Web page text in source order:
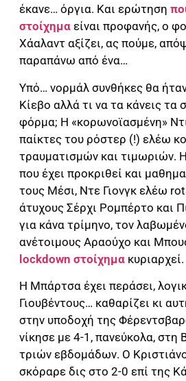
έκανε… όργια. Και ερώτηση
στοίχημα είναι προφανής, ο
Χάαλαντ αξίζει, ας πούμε,
παραπάνω από ένα…
Υπό… νορμάλ συνθήκες θα
Κίεβο αλλά τι να τα κάνεις τα
φόρμα; Η «κορωνοϊασμένη»
παίκτες του ρόστερ (!) ελέω
τραυματισμών και τιμωριών.
που έχει προκριθεί και
τους Μέσι, Ντε Γιονγκ ελέω
άτυχους Σέρχι Ρομπέρτο και
για κάνα τρίμηνο, τον
ανέτοιμους Αραούχο και
lockdown στοίχημα κυριαρχεί.
Η Μπάρτσα έχει περάσει,
Γιουβέντους… καθαρίζει κι
στην υποδοχή της
νίκησε με 4-1, πανεύκολα, στη
τριών εβδομάδων. Ο
σκόραρε δις στο 2-0 επί της